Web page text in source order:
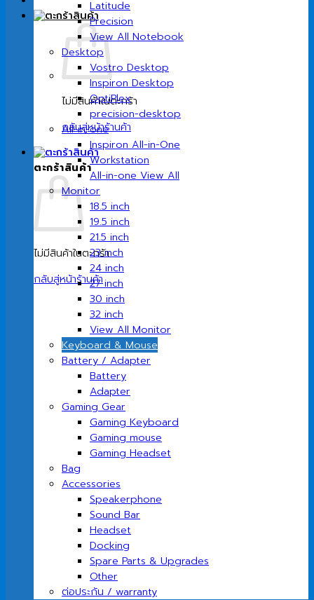
ไม่มีสินค้าในตะกร้า
กลับสู่หน้าร้านค้า
ตะกร้าสินค้า
ไม่มีสินค้าในตะกร้า
กลับสู่หน้าร้านค้า
Latitude
Precision
View All Notebook
Desktop
Vostro Desktop
Inspiron Desktop
OptiPlex
precision-desktop
All-in-one
Inspiron All-in-One
Workstation
All-in-one View All
Monitor
18.5 inch
19.5 inch
21.5 inch
23 inch
24 inch
27 inch
30 inch
32 inch
View All Monitor
Keyboard & Mouse
Battery / Adapter
Battery
Adapter
Gaming Gear
Gaming Keyboard
Gaming mouse
Gaming Headset
Bag
Accessories
Speakerphone
Sound Bar
Headset
Docking
Spare Parts & Upgrades
Other
ต่อประกัน / warranty